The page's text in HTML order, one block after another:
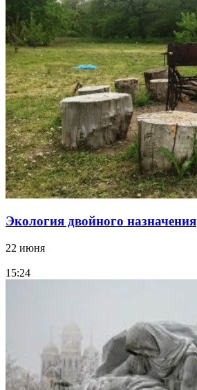
Экология двойного назначения
22 июня
15:24